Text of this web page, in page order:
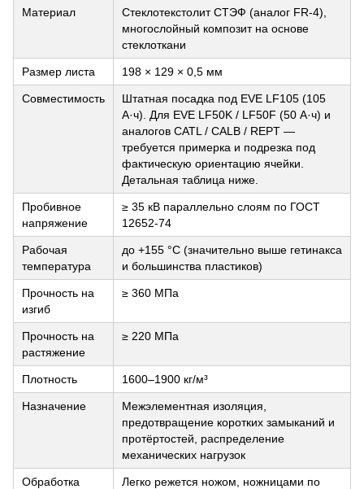
Материал
Стеклотекстолит СТЭФ (аналог FR-4),
многослойный композит на основе
стеклоткани
Размер листа 198 × 129 × 0,5 мм
Совместимость
Штатная посадка под EVE LF105 (105
А·ч). Для EVE LF50K / LF50F (50 А·ч) и
аналогов CATL / CALB / REPT —
требуется примерка и подрезка под
фактическую ориентацию ячейки.
Детальная таблица ниже.
Пробивное
напряжение
≥ 35 кВ параллельно слоям по ГОСТ
12652-74
Рабочая
температура
до +155 °C (значительно выше гетинакса
и большинства пластиков)
Прочность на
изгиб
≥ 360 МПа
Прочность на
растяжение
≥ 220 МПа
Плотность 1600–1900 кг/м³
Назначение
Межэлементная изоляция,
предотвращение коротких замыканий и
протёртостей, распределение
механических нагрузок
Обработка
Легко режется ножом, ножницами по